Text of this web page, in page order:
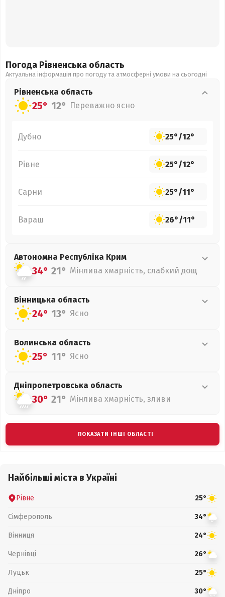
Погода Рівненська область
Актуальна інформація про погоду та атмосферні умови на сьогодні
Рівненська область
25° 12° Переважно ясно
Дубно 25°/12°
Рівне 25°/12°
Сарни 25°/11°
Вараш 26°/11°
Автономна Республіка Крим
34° 21° Мінлива хмарність, слабкий дощ
Вінницька область
24° 13° Ясно
Волинська область
25° 11° Ясно
Дніпропетровська область
30° 21° Мінлива хмарність, зливи
ПОКАЗАТИ ІНШІ ОБЛАСТІ
Найбільші міста в Україні
Рівне 25°
Сімферополь 34°
Вінниця 24°
Чернівці 26°
Луцьк 25°
Дніпро 30°